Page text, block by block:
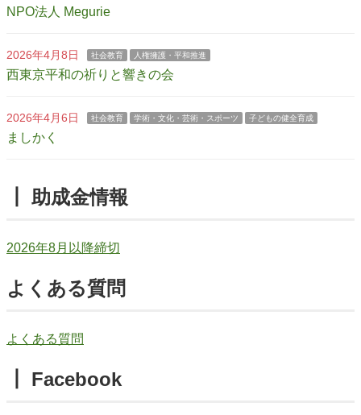
NPO法人 Megurie
2026年4月8日 社会教育 人権擁護・平和推進
西東京平和の祈りと響きの会
2026年4月6日 社会教育 学術・文化・芸術・スポーツ 子どもの健全育成
ましかく
┃ 助成金情報
2026年8月以降締切
よくある質問
よくある質問
┃ Facebook